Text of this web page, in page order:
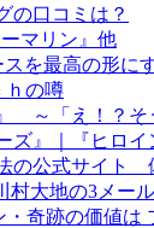
の口コミは？
マリン』他
を最高の形に
ｈの噂
～「え！？
ズ』｜『ヒロ
の公式サイト
大地の3メー
奇跡の価値